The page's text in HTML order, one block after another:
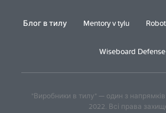
Блог в тилу Mentory v tylu
Wiseboard Defense
"Виробники в тилу" — один з
2022. Всі права